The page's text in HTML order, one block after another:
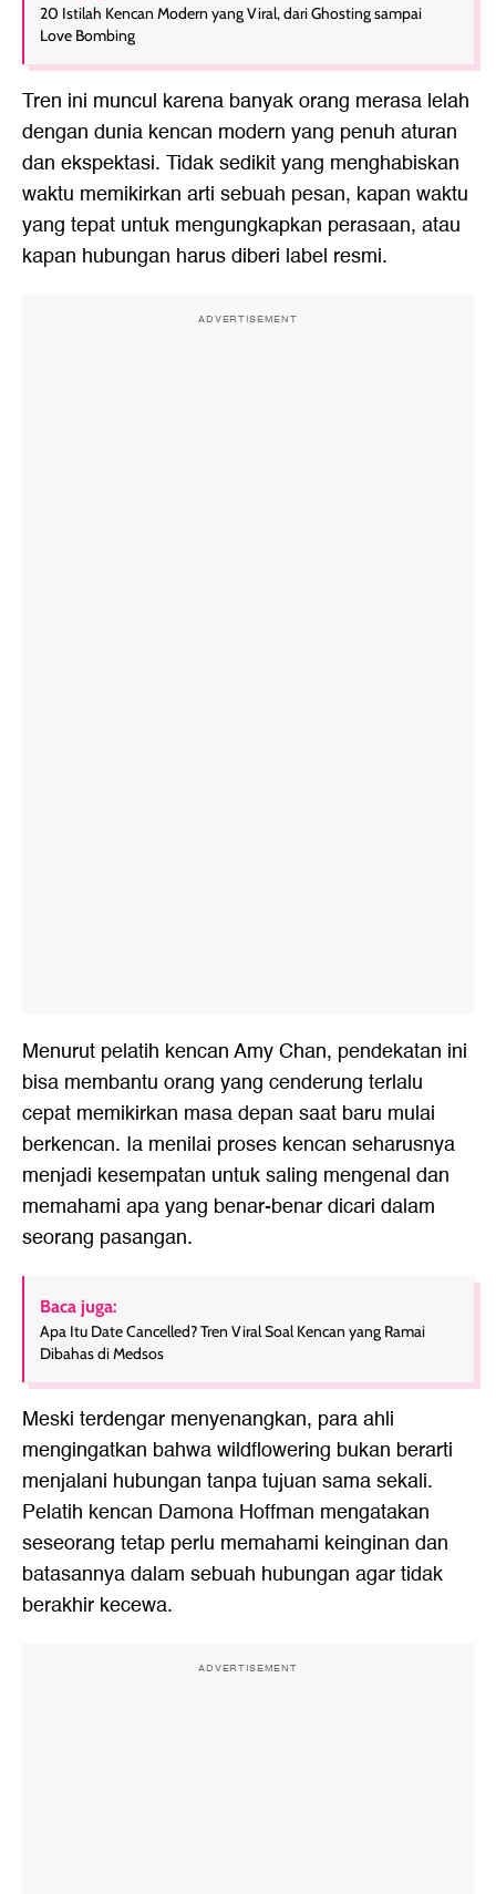
20 Istilah Kencan Modern yang Viral, dari Ghosting sampai
Love Bombing
Tren ini muncul karena banyak orang merasa lelah
dengan dunia kencan modern yang penuh aturan
dan ekspektasi. Tidak sedikit yang menghabiskan
waktu memikirkan arti sebuah pesan, kapan waktu
yang tepat untuk mengungkapkan perasaan, atau
kapan hubungan harus diberi label resmi.
ADVERTISEMENT
Menurut pelatih kencan Amy Chan, pendekatan ini
bisa membantu orang yang cenderung terlalu
cepat memikirkan masa depan saat baru mulai
berkencan. Ia menilai proses kencan seharusnya
menjadi kesempatan untuk saling mengenal dan
memahami apa yang benar-benar dicari dalam
seorang pasangan.
Baca juga:
Apa Itu Date Cancelled? Tren Viral Soal Kencan yang Ramai
Dibahas di Medsos
Meski terdengar menyenangkan, para ahli
mengingatkan bahwa wildflowering bukan berarti
menjalani hubungan tanpa tujuan sama sekali.
Pelatih kencan Damona Hoffman mengatakan
seseorang tetap perlu memahami keinginan dan
batasannya dalam sebuah hubungan agar tidak
berakhir kecewa.
ADVERTISEMENT